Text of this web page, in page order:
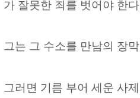
가 잘못한 죄를 벗어야 한
그는 그 수소를 만남의 장
그러면 기름 부어 세운 사